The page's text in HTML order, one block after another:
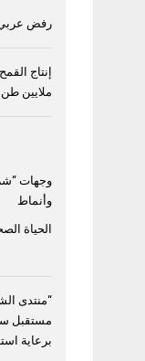
رفض عربي
ملايين طن
وجهات
وأنماط
الحياة
مستقبل
برعاية